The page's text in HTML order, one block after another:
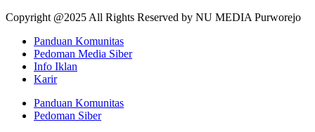
Copyright @2025 All Rights Reserved by NU MEDIA Purworejo
Panduan Komunitas
Pedoman Media Siber
Info Iklan
Karir
Panduan Komunitas
Pedoman Siber